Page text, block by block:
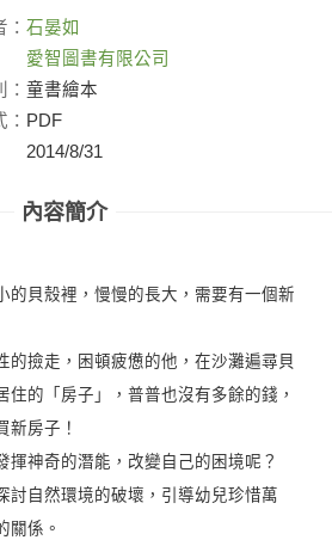
： 石晏如
愛智圖書有限公司
： 童書繪本
： PDF
2014/8/31
內容簡介
的貝殼裡，慢慢的長大，需要有一個新
的撿走，困頓疲憊的他，在沙灘遍尋貝
住的「房子」，普普也沒有多餘的錢，
新房子！
揮神奇的潛能，改變自己的困境呢？
討自然環境的破壞，引導幼兒珍惜萬
關係。